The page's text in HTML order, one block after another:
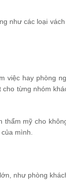
như các loại
việc hay phòng
từng nhóm
mỹ cho
mình.
như phòng